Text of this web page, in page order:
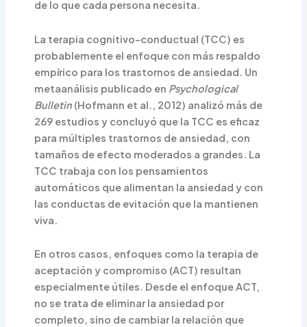
de lo que cada persona necesita.
La terapia cognitivo-conductual (TCC) es
probablemente el enfoque con más respaldo
empírico para los trastornos de ansiedad. Un
metaanálisis publicado en Psychological
Bulletin (Hofmann et al., 2012) analizó más de
269 estudios y concluyó que la TCC es eficaz
para múltiples trastornos de ansiedad, con
tamaños de efecto moderados a grandes. La
TCC trabaja con los pensamientos
automáticos que alimentan la ansiedad y con
las conductas de evitación que la mantienen
viva.
En otros casos, enfoques como la terapia de
aceptación y compromiso (ACT) resultan
especialmente útiles. Desde el enfoque ACT,
no se trata de eliminar la ansiedad por
completo, sino de cambiar la relación que